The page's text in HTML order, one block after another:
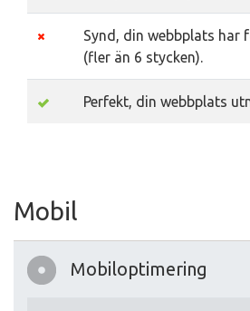
Synd, din webbplats har
(fler än 6 stycken).
Perfekt, din webbplats
Mobil
Mobiloptimering